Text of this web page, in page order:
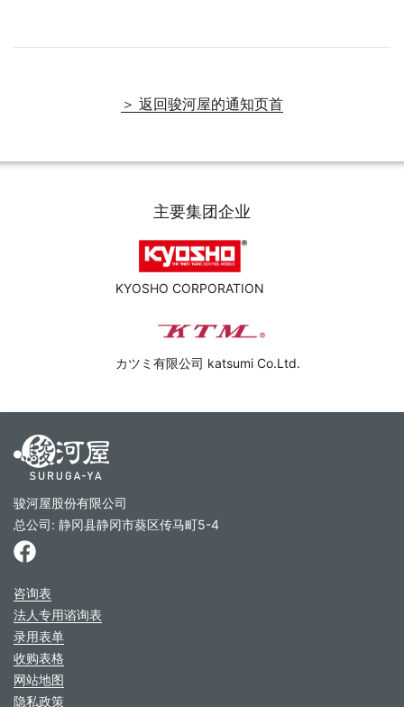
＞ 返回骏河屋的通知页首
主要集团企业
KYOSHO CORPORATION
カツミ有限公司 katsumi Co.Ltd.
骏河屋股份有限公司
总公司: 静冈县静冈市葵区传马町5-4
咨询表
法人专用谘询表
录用表单
收购表格
网站地图
隐私政策